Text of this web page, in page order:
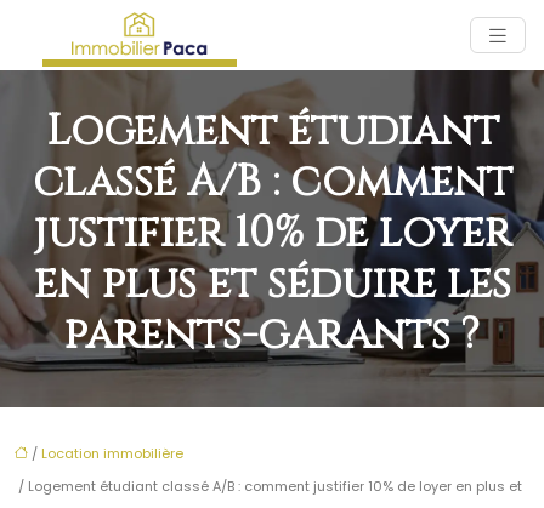
Logement étudiant
classé A/B : comment
justifier 10% de loyer
en plus et séduire les
parents-garants ?
/ Location immobilière
/ Logement étudiant classé A/B : comment justifier 10% de loyer en plus et